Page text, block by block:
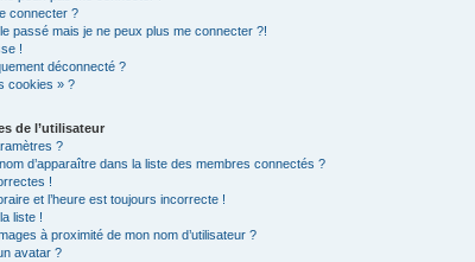
connecter ?
passé mais je ne peux plus me connecter ?!
!
déconnecté ?
cookies » ?
de l’utilisateur
?
d’apparaître dans la liste des membres connectés ?
!
et l’heure est toujours incorrecte !
liste !
à proximité de mon nom d’utilisateur ?
avatar ?